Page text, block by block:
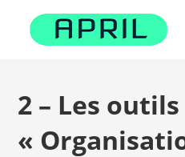
2 – Les outils
«